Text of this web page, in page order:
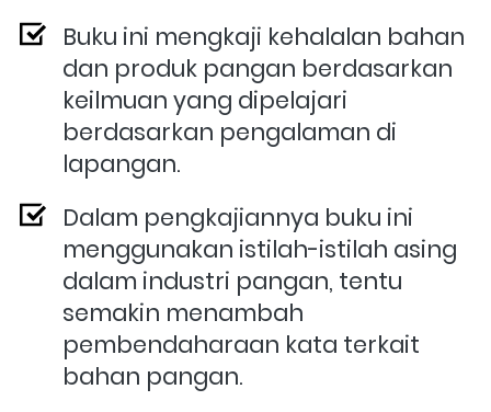
Buku ini mengkaji kehalalan bahan
dan produk pangan berdasarkan
keilmuan yang dipelajari
berdasarkan pengalaman di
lapangan.
Dalam pengkajiannya buku ini
menggunakan istilah-istilah asing
dalam industri pangan, tentu
semakin menambah
pembendaharaan kata terkait
bahan pangan.